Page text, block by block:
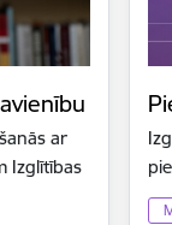
ar
Izglītības